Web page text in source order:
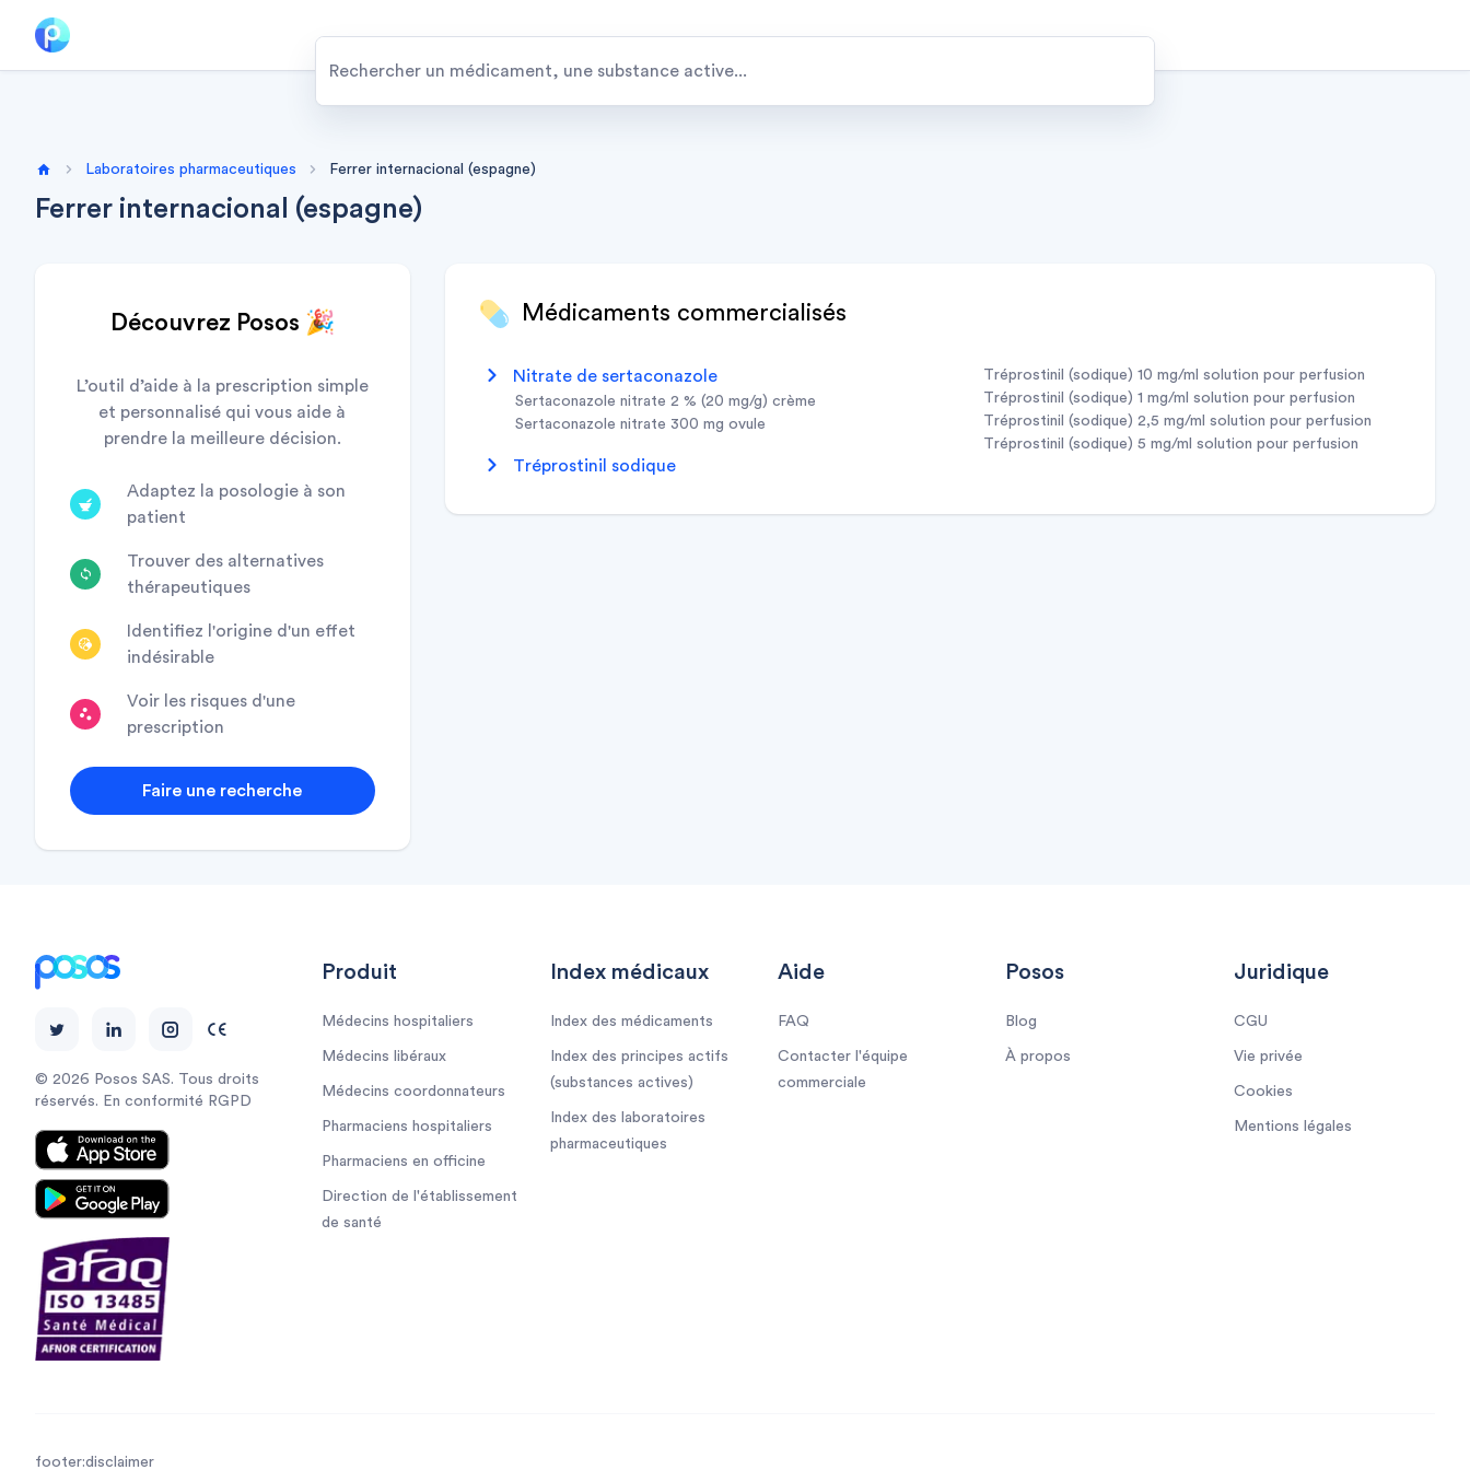
Home
Laboratoires pharmaceutiques Ferrer internacional (espagne)
Ferrer internacional (espagne)
Découvrez Posos 🎉
L’outil d’aide à la prescription simple
et personnalisé qui vous aide à
prendre la meilleure décision.
Adaptez la posologie à son
patient
Trouver des alternatives
thérapeutiques
Identifiez l'origine d'un effet
indésirable
Voir les risques d'une
prescription
Faire une recherche
Médicaments commercialisés
nitrate de sertaconazole
sertaconazole nitrate 2 % (20 mg/g) crème
sertaconazole nitrate 300 mg ovule
tréprostinil sodique
tréprostinil (sodique) 10 mg/ml solution pour perfusion
tréprostinil (sodique) 1 mg/ml solution pour perfusion
tréprostinil (sodique) 2,5 mg/ml solution pour perfusion
tréprostinil (sodique) 5 mg/ml solution pour perfusion
© 2026 Posos SAS. Tous droits
réservés. En conformité RGPD
Produit
Médecins hospitaliers
Médecins libéraux
Médecins coordonnateurs
Pharmaciens hospitaliers
Pharmaciens en officine
Direction de l'établissement
de santé
Index médicaux
Index des médicaments
Index des principes actifs
(substances actives)
Index des laboratoires
pharmaceutiques
Aide
FAQ
Contacter l'équipe
commerciale
Posos
Blog
À propos
Juridique
CGU
Vie privée
Cookies
Mentions légales
footer:disclaimer